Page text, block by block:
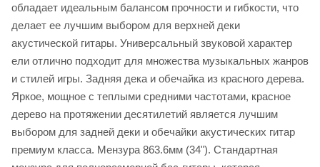
обладает идеальным балансом прочности и гибкости, что
делает ее лучшим выбором для верхней деки
акустической гитары. Универсальный звуковой характер
ели отлично подходит для множества музыкальных жанров
и стилей игры. Задняя дека и обечайка из красного дерева.
Яркое, мощное с теплыми средними частотами, красное
дерево на протяжении десятилетий является лучшим
выбором для задней деки и обечайки акустических гитар
премиум класса. Мензура 863.6мм (34"). Стандартная